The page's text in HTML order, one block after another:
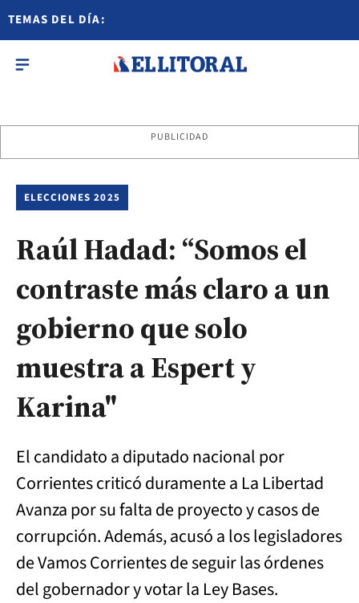
TEMAS DEL DÍA:
PUBLICIDAD
ELECCIONES 2025
Raúl Hadad: “Somos el
contraste más claro a un
gobierno que solo
muestra a Espert y
Karina"
El candidato a diputado nacional por
Corrientes criticó duramente a La Libertad
Avanza por su falta de proyecto y casos de
corrupción. Además, acusó a los legisladores
de Vamos Corrientes de seguir las órdenes
del gobernador y votar la Ley Bases.